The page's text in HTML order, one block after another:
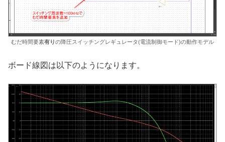
むだ時間要素有りの降圧スイッチングレギュレータ(電流制御モード)の動作モデル
ボード線図は以下のようになります。